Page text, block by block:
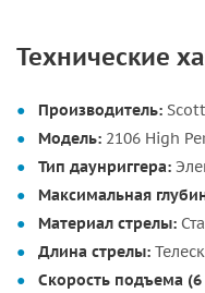
Технические
Производитель:
Модель: 2106 High
Тип даунриггера:
Максимальная
Материал стрелы:
Длина стрелы:
Скорость подъема (6